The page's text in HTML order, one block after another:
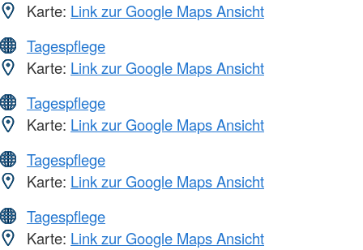
Karte: Link zur Google Maps Ansicht
Tagespflege
Karte: Link zur Google Maps Ansicht
Tagespflege
Karte: Link zur Google Maps Ansicht
Tagespflege
Karte: Link zur Google Maps Ansicht
Tagespflege
Karte: Link zur Google Maps Ansicht